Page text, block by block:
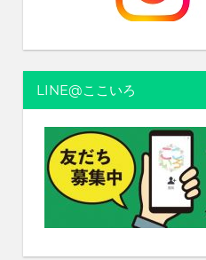
ン
LINE@ここいろ